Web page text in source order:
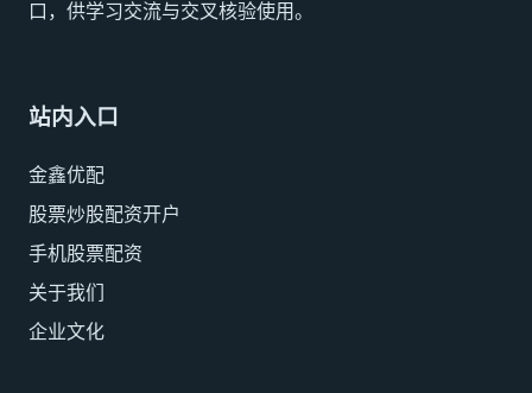
口，供学习交流与交叉核验使用。
站内入口
金鑫优配
股票炒股配资开户
手机股票配资
关于我们
企业文化